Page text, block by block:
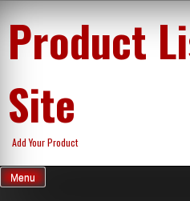
content
Product
Site
Add Your Product
Menu